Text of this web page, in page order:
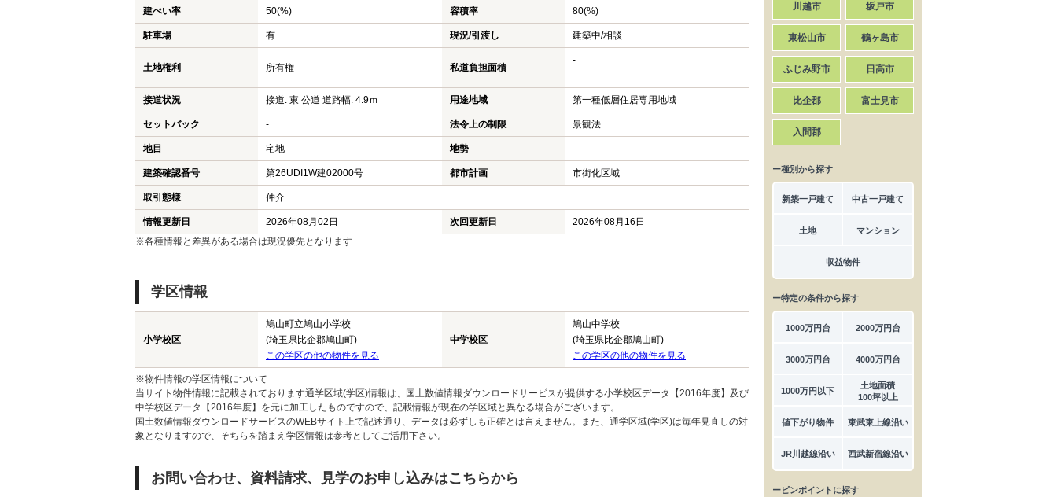
建ぺい率 50(%) 容積率 80(%)
駐車場 有 現況/引渡し 建築中/相談
土地権利 所有権 私道負担面積
-
接道状況 接道: 東 公道 道路幅: 4.9ｍ 用途地域 第一種低層住居専用地域
セットバック - 法令上の制限 景観法
地目 宅地 地勢
建築確認番号 第26UDI1W建02000号 都市計画 市街化区域
取引態様 仲介
情報更新日 2026年08月02日 次回更新日
2026年08月16日
※各種情報と差異がある場合は現況優先となります
学区情報
小学校区
鳩山町立鳩山小学校
(埼玉県比企郡鳩山町)
この学区の他の物件を見る
中学校区
鳩山中学校
(埼玉県比企郡鳩山町)
この学区の他の物件を見る
※物件情報の学区情報について
当サイト物件情報に記載されております通学区域(学区)情報は、国土数値情報ダウンロードサービスが提供する小学校区データ【2016年度】及び
中学校区データ【2016年度】を元に加工したものですので、記載情報が現在の学区域と異なる場合がございます。
国土数値情報ダウンロードサービスのWEBサイト上で記述通り、データは必ずしも正確とは言えません。また、通学区域(学区)は毎年見直しの対
象となりますので、そちらを踏まえ学区情報は参考としてご活用下さい。
お問い合わせ、資料請求、見学のお申し込みはこちらから
川越市 坂戸市
東松山市 鶴ヶ島市
ふじみ野市 日高市
比企郡 富士見市
入間郡
ー種別から探す
新築一戸建て 中古一戸建て
土地 マンション
収益物件
ー特定の条件から探す
1000万円台 2000万円台
3000万円台 4000万円台
1000万円以下
土地面積
100坪以上
値下がり物件 東武東上線沿い
JR川越線沿い 西武新宿線沿い
ーピンポイントに探す